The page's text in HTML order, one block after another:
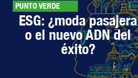
PUNTO VERDE
ESG: ¿moda pasajera
o el nuevo ADN del
éxito?